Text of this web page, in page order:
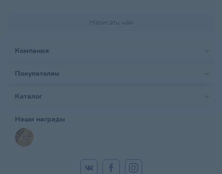
Написать нам
Компания
Покупателям
Каталог
Наши награды